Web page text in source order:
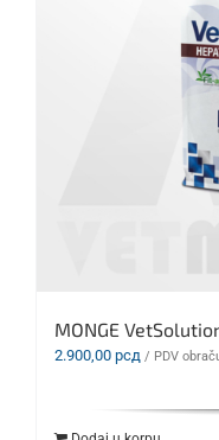
MONGE
2.900,00 рсд / PDV